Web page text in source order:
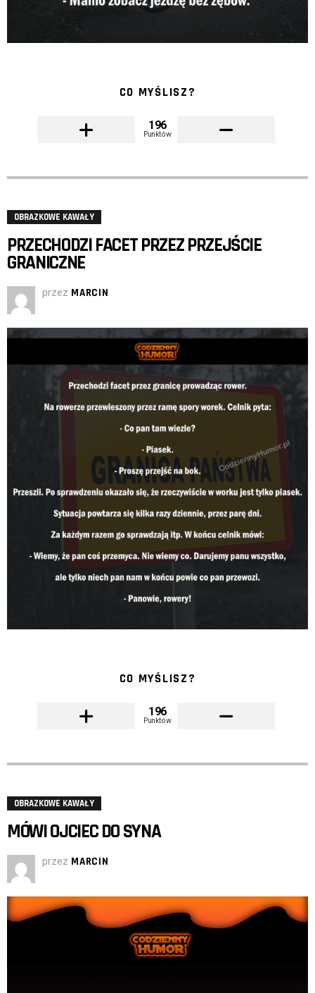
CO MYŚLISZ?
196
Punktów
OBRAZKOWE KAWAŁY
PRZECHODZI FACET PRZEZ PRZEJŚCIE
GRANICZNE
przez MARCIN
CO MYŚLISZ?
196
Punktów
OBRAZKOWE KAWAŁY
MÓWI OJCIEC DO SYNA
przez MARCIN